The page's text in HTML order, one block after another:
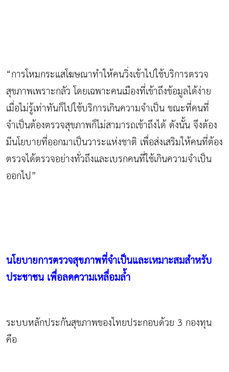
“การโหมกระแสโฆษณาทำให้คนวิ่งเข้าไปใช้บริการตรวจ
สุขภาพเพราะกลัว โดยเฉพาะคนเมืองที่เข้าถึงข้อมูลได้ง่าย
เมื่อไม่รู้เท่าทันก็ไปใช้บริการเกินความจำเป็น ขณะที่คนที่
จำเป็นต้องตรวจสุขภาพก็ไม่สามารถเข้าถึงได้ ดังนั้น จึงต้อง
มีนโยบายที่ออกมาเป็นวาระแห่งชาติ เพื่อส่งเสริมให้คนที่ต้อง
ตรวจได้ตรวจอย่างทั่วถึงและเบรกคนที่ใช้เกินความจำเป็น
ออกไป”
นโยบายการตรวจสุขภาพที่จำเป็นและเหมาะสมสำหรับ
ประชาชน เพื่อลดความเหลื่อมล้ำ
ระบบหลักประกันสุขภาพของไทยประกอบด้วย 3 กองทุน
คือ